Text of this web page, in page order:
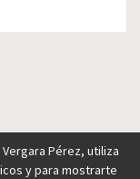
Pérez, utiliza
y para mostrarte